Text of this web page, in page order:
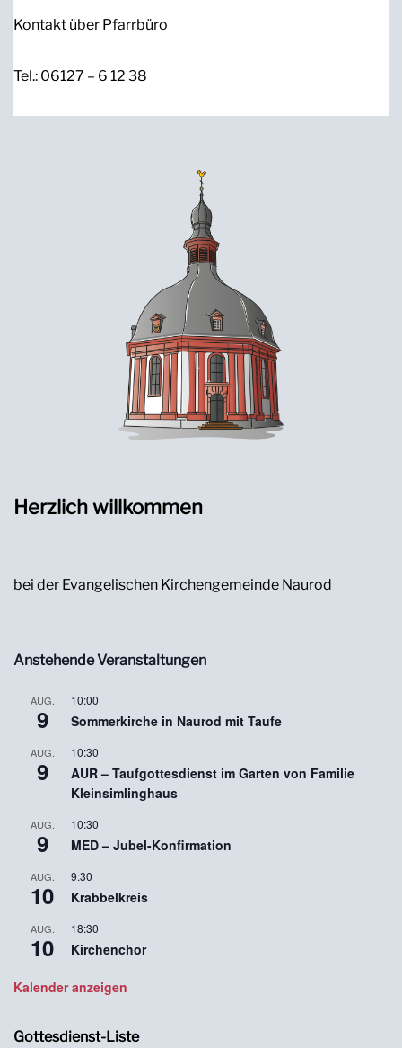
Kontakt über Pfarrbüro
Tel.: 06127 – 6 12 38
Herzlich willkommen
bei der Evangelischen Kirchengemeinde Naurod
Anstehende Veranstaltungen
AUG.
9
10:00
Sommerkirche in Naurod mit Taufe
AUG.
9
10:30
AUR – Taufgottesdienst im Garten von Familie
Kleinsimlinghaus
AUG.
9
10:30
MED – Jubel-Konfirmation
AUG.
10
9:30
Krabbelkreis
AUG.
10
18:30
Kirchenchor
Kalender anzeigen
Gottesdienst-Liste